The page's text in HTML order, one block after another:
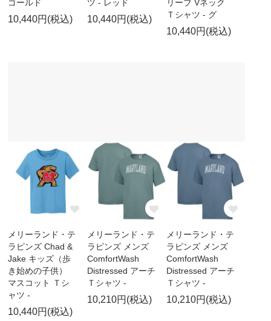
ゴールド
10,440円(税込)
ツ - レッド
10,440円(税込)
リーブ Vネック
Ｔシャツ - グ
10,440円(税込)
メリーランド・テ
ラピンズ Chad &
Jake キッズ（歩
き始めの子供）
マスコット Ｔシ
ャツ -
10,440円(税込)
メリーランド・テ
ラピンズ メンズ
ComfortWash
Distressed アーチ
Ｔシャツ -
10,210円(税込)
メリーランド・テ
ラピンズ メンズ
ComfortWash
Distressed アーチ
Ｔシャツ -
10,210円(税込)